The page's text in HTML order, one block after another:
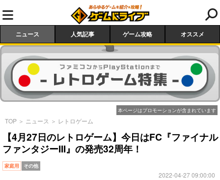
ニュース 人気記事 ゲーム攻略 オススメ
本ページはプロモーションが含まれています
TOP ＞ ニュース ＞ レトロゲーム
【4月27日のレトロゲーム】今日はFC『ファイナル
ファンタジーIII』の発売32周年！
家庭用 その他
2022-04-27 09:00:00